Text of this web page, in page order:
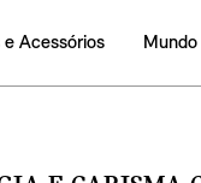
e Acessórios Mundo